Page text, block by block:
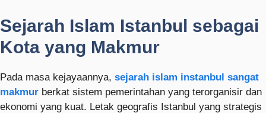
Sejarah Islam Istanbul sebagai
Kota yang Makmur
Pada masa kejayaannya, sejarah islam instanbul sangat
makmur berkat sistem pemerintahan yang terorganisir dan
ekonomi yang kuat. Letak geografis Istanbul yang strategis